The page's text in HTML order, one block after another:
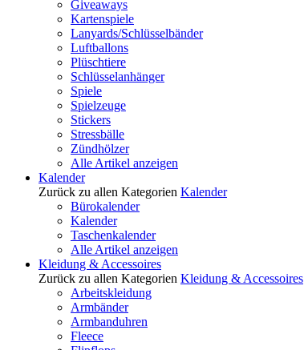
Giveaways
Kartenspiele
Lanyards/Schlüsselbänder
Luftballons
Plüschtiere
Schlüsselanhänger
Spiele
Spielzeuge
Stickers
Stressbälle
Zündhölzer
Alle Artikel anzeigen
Kalender
Zurück zu allen Kategorien Kalender
Bürokalender
Kalender
Taschenkalender
Alle Artikel anzeigen
Kleidung & Accessoires
Zurück zu allen Kategorien Kleidung & Accessoires
Arbeitskleidung
Armbänder
Armbanduhren
Fleece